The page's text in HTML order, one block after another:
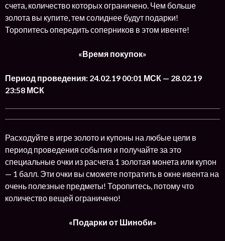
счета, количество которых ограничено. Чем больше
золота вы купите, тем солиднее будут подарки!
Торопитесь опередить соперников в этом ивенте!
«Время покупок»
Период проведения: 24.02.19 00:01 МСК — 28.02.19
23:58 МСК
Расходуйте в игре золото и купоны на любые цели в
период проведения события и получайте за это
специальные очки из расчета 1 золотая монета или купон
— 1 балл. Эти очки вы сможете потратить в окне ивента на
очень полезные предметы! Торопитесь, потому что
количество вещей ограничено!
«Подарки от Шиноби»